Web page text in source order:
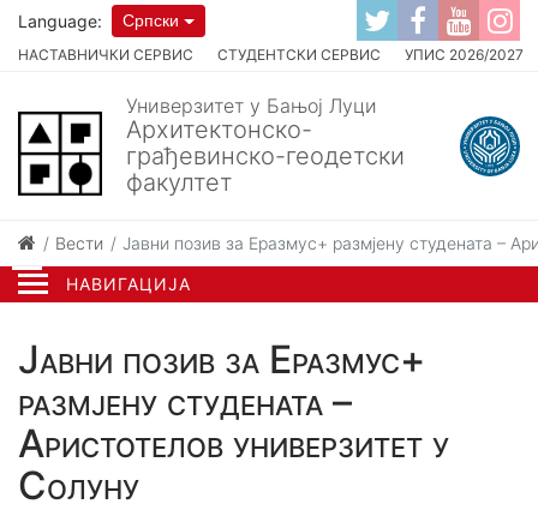
НАВИГАЦИЈА
НАСТАВНИЧКИ СЕРВИС СТУДЕНТСКИ СЕРВИС УПИС 2026/2027
Language: Српски
Универзитет у Бањој Луци
Архитектонско-
грађевинско-геодетски
факултет
Вести Јавни позив за Еразмус+ размјену студената –
Јавни позив за Еразмус+
размјену студената –
Аристотелов универзитет у
Солуну